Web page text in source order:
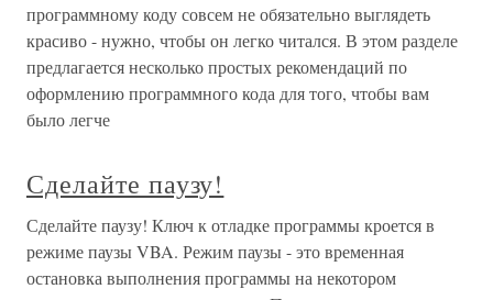
программному коду совсем не обязательно выглядеть
красиво - нужно, чтобы он легко читался. В этом разделе
предлагается несколько простых рекомендаций по
оформлению программного кода для того, чтобы вам
было легче
Сделайте паузу!
Сделайте паузу! Ключ к отладке программы кроется в
режиме паузы VBA. Режим паузы - это временная
остановка выполнения программы на некотором